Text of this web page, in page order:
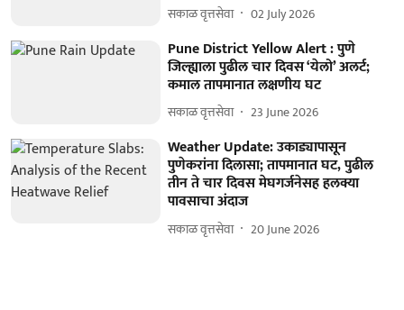
सकाळ वृत्तसेवा 02 July 2026
Pune District Yellow Alert : पुणे
जिल्ह्याला पुढील चार दिवस ‘येलो’ अलर्ट;
कमाल तापमानात लक्षणीय घट
सकाळ वृत्तसेवा 23 June 2026
Weather Update: उकाड्यापासून
पुणेकरांना दिलासा; तापमानात घट, पुढील
तीन ते चार दिवस मेघगर्जनेसह हलक्या
पावसाचा अंदाज
सकाळ वृत्तसेवा 20 June 2026